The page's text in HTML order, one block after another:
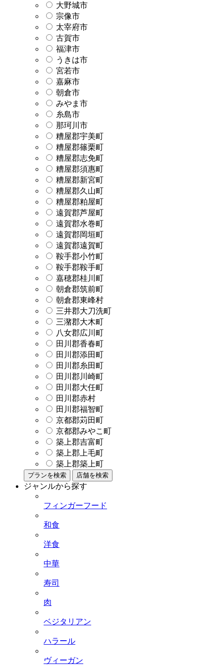
大野城市
宗像市
太宰府市
古賀市
福津市
うきは市
宮若市
嘉麻市
朝倉市
みやま市
糸島市
那珂川市
糟屋郡宇美町
糟屋郡篠栗町
糟屋郡志免町
糟屋郡須惠町
糟屋郡新宮町
糟屋郡久山町
糟屋郡粕屋町
遠賀郡芦屋町
遠賀郡水巻町
遠賀郡岡垣町
遠賀郡遠賀町
鞍手郡小竹町
鞍手郡鞍手町
嘉穂郡桂川町
朝倉郡筑前町
朝倉郡東峰村
三井郡大刀洗町
三潴郡大木町
八女郡広川町
田川郡香春町
田川郡添田町
田川郡糸田町
田川郡川崎町
田川郡大任町
田川郡赤村
田川郡福智町
京都郡苅田町
京都郡みやこ町
築上郡吉富町
築上郡上毛町
築上郡築上町
プランを検索 店舗を検索
ジャンルから探す
フィンガーフード
和食
洋食
中華
寿司
肉
ベジタリアン
ハラール
ヴィーガン